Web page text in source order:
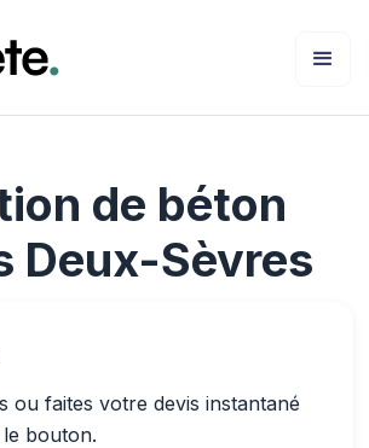
de béton
Deux-Sèvres
ou faites votre devis instantané
bouton.